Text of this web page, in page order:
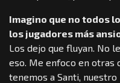
Imagino que no todos
los jugadores más
Los dejo que fluyan. No
eso. Me enfoco en otras
tenemos a Santi,